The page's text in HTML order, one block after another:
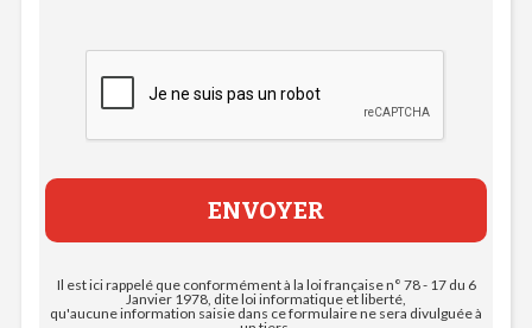
Il est ici rappelé que conformément à la loi française n° 78 - 17 du 6
Janvier 1978, dite loi informatique et liberté,
qu'aucune information saisie dans ce formulaire ne sera divulguée à